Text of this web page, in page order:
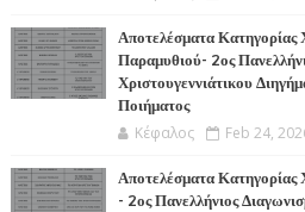
Αποτελέσματα Κατηγορίας
Παραμυθιού- 2ος
Χριστουγεννιάτικου
Ποιήματος
Κέφαλος Feb 24,
Αποτελέσματα Κατηγορίας
- 2ος Πανελλήνιος